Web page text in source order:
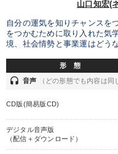
山口知宏(
自分の運気を知りチャンスを
をつかむために取り入れた気
境、社会情勢と事業運はどう
形 態
headset 音声 （どの形態でも内容は同
CD版(簡易版CD)
デジタル音声版
（配信＋ダウンロード）